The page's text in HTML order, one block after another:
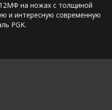
на ножах с толщиной
и интересную современную
PGK.